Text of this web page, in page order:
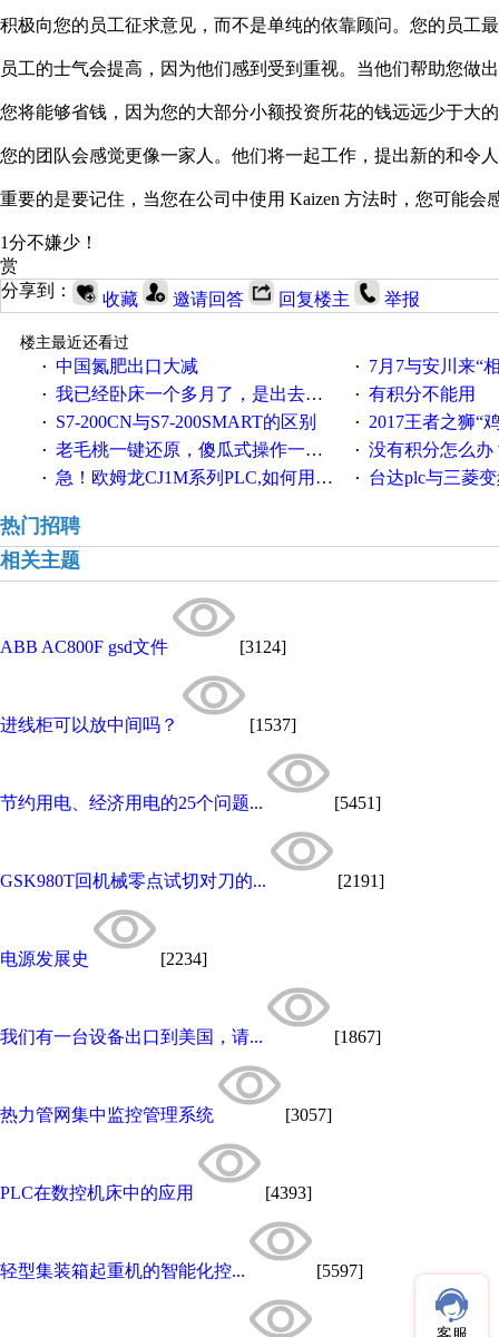
积极向您的员工征求意见，而不是单纯的依靠顾问。您的员工
员工的士气会提高，因为他们感到受到重视。当他们帮助您做
您将能够省钱，因为您的大部分小额投资所花的钱远远少于大
您的团队会感觉更像一家人。他们将一起工作，提出新的和令
重要的是要记住，当您在公司中使用 Kaizen 方法时，您可能
1分不嫌少！
赏
分享到：
收藏 邀请回答 回复楼主 举报
楼主最近还看过
· 中国氮肥出口大减 · 7月7与安川来“
· 我已经卧床一个多月了，是出去安装机械手在高速遭遇车祸所致:大家工作都要特别注意啊 · 有积分不能用
· S7-200CN与S7-200SMART的区别 · 2017王者之狮“鸡”情签到
· 老毛桃一键还原，傻瓜式操作一键轻松备份还原；程序为向导式安装，一键即可实现自动备份或还原系统。 · 没有积分怎么办
· 急！欧姆龙CJ1M系列PLC,如何用时间控制变频器。要求时间在组态王中可以自由输入！拜托各位大神了！ · 台达plc与三菱
热门招聘
相关主题
ABB AC800F gsd文件 [3124]
进线柜可以放中间吗？ [1537]
节约用电、经济用电的25个问题... [5451]
GSK980T回机械零点试切对刀的... [2191]
电源发展史 [2234]
我们有一台设备出口到美国，请... [1867]
热力管网集中监控管理系统 [3057]
PLC在数控机床中的应用 [4393]
轻型集装箱起重机的智能化控... [5597]